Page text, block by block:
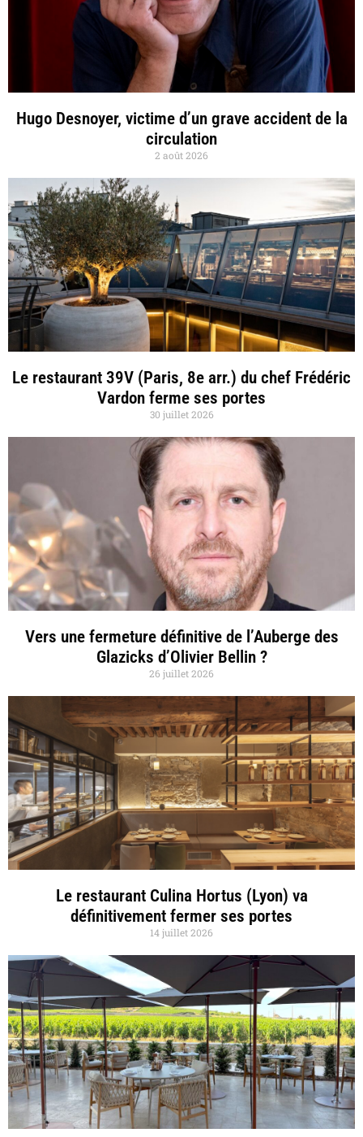
Hugo Desnoyer, victime d’un grave accident de la
circulation
2 août 2026
Le restaurant 39V (Paris, 8e arr.) du chef Frédéric
Vardon ferme ses portes
30 juillet 2026
Vers une fermeture définitive de l’Auberge des
Glazicks d’Olivier Bellin ?
26 juillet 2026
Le restaurant Culina Hortus (Lyon) va
définitivement fermer ses portes
14 juillet 2026